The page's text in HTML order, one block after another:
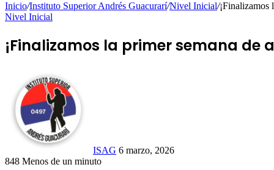
Inicio/Instituto Superior Andrés Guacurarí/Nivel Inicial/¡Finalizamos
Nivel Inicial
¡Finalizamos la primer semana de
ISAG 6 marzo, 2026
848 Menos de un minuto